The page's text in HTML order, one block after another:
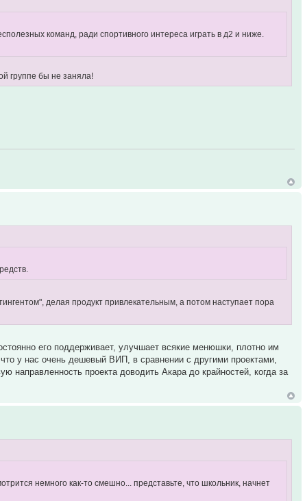
команд, ради спортивного интереса играть в д2 и ниже.
группе бы не заняла!
делая продукт привлекательным, а потом наступает пора
его поддерживает, улучшает всякие менюшки, плотно им
у нас очень дешевый ВИП, в сравнении с другими проектами,
проекта доводить Акара до крайностей, когда за
немного как-то смешно... представьте, что школьник, начнет